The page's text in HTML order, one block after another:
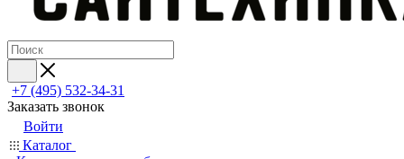
+7 (495) 532‑34‑31
Заказать звонок
Войти
Каталог